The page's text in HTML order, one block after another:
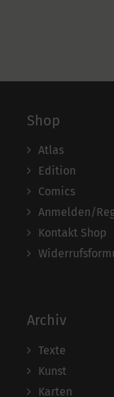
Shop
Atlas
Edition
Comics
Anmelden/
Kontakt Shop
Archiv
Texte
Kunst
Karten